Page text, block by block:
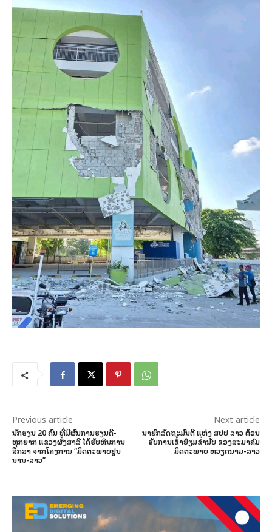
Previous article
ນັກຮຽນ 20 ຄົນ ທີ່ມີຜົນການຮຽນດີ-
ທຸກຍາກ ແຂວງຜົ້ງສາລີ ໄດ້ຮັບທຶນການ
ສຶກສາ ຈາກໂຄງການ “ມິດຕະພາບຢູນ
ນານ-ລາວ”
Next article
ນາຍົກລັດຖະມົນຕີ ແຫ່ງ ສປປ ລາວ ຕ້ອນ
ຮັບການເຂົ້າຢ້ຽມຂໍ່ານັບ ຂອງສະມາຄົມ
ມິດຕະພາບ ຫວຽດນາມ-ລາວ